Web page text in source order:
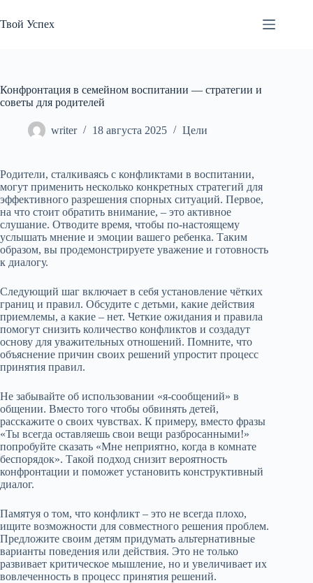
к
сути
Твой Успех
Конфронтация в семейном воспитании — стратегии и
советы для родителей
writer 18 августа 2025 Цели
Родители, сталкиваясь с конфликтами в воспитании,
могут применить несколько конкретных стратегий для
эффективного разрешения спорных ситуаций. Первое,
на что стоит обратить внимание, – это активное
слушание. Отводите время, чтобы по-настоящему
услышать мнение и эмоции вашего ребенка. Таким
образом, вы продемонстрируете уважение и готовность
к диалогу.
Следующий шаг включает в себя установление чётких
границ и правил. Обсудите с детьми, какие действия
приемлемы, а какие – нет. Четкие ожидания и правила
помогут снизить количество конфликтов и создадут
основу для уважительных отношений. Помните, что
объяснение причин своих решений упростит процесс
принятия правил.
Не забывайте об использовании «я-сообщений» в
общении. Вместо того чтобы обвинять детей,
расскажите о своих чувствах. К примеру, вместо фразы
«Ты всегда оставляешь свои вещи разбросанными!»
попробуйте сказать «Мне неприятно, когда в комнате
беспорядок». Такой подход снизит вероятность
конфронтации и поможет установить конструктивный
диалог.
Памятуя о том, что конфликт – это не всегда плохо,
ищите возможности для совместного решения проблем.
Предложите своим детям придумать альтернативные
варианты поведения или действия. Это не только
развивает критическое мышление, но и увеличивает их
вовлеченность в процесс принятия решений.